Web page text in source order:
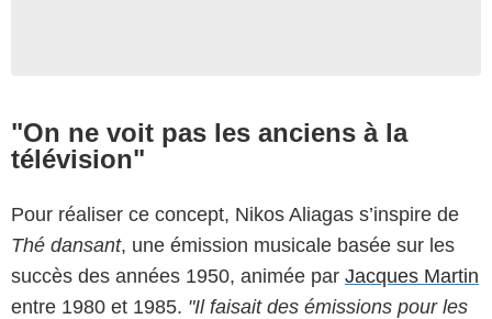
"On ne voit pas les anciens à la
télévision"
Pour réaliser ce concept, Nikos Aliagas s’inspire de
Thé dansant, une émission musicale basée sur les
succès des années 1950, animée par Jacques Martin
entre 1980 et 1985. "Il faisait des émissions pour les